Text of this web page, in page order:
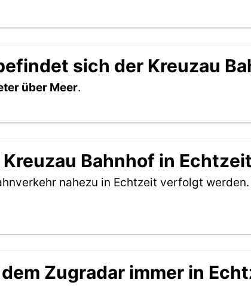
sich der Kreuzau
über Meer.
Bahnhof in
nahezu in Echtzeit verfolgt
Zugradar immer in